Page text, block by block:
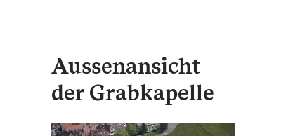
Aussenansicht
der Grabkapelle